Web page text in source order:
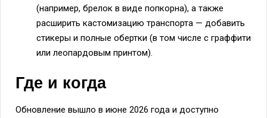
(например, брелок в виде попкорна), а также
расширить кастомизацию транспорта — добавить
стикеры и полные обертки (в том числе с граффити
или леопардовым принтом).
Где и когда
Обновление вышло в июне 2026 года и доступно